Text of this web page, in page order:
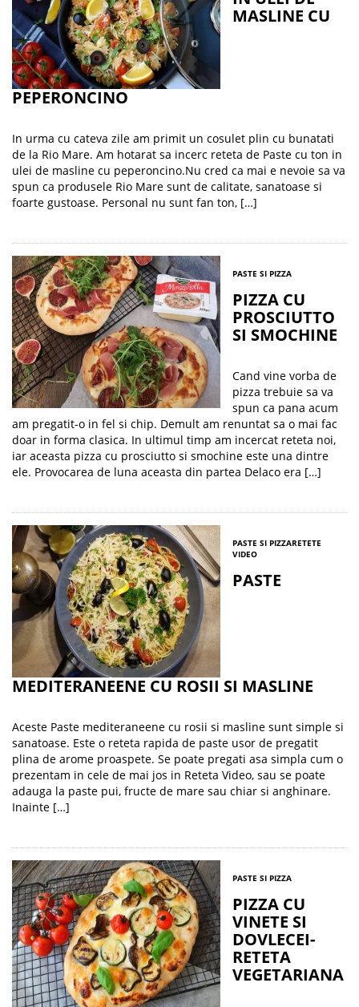
MASLINE CU
PEPERONCINO
In urma cu cateva zile am primit un cosulet plin cu bunatati
de la Rio Mare. Am hotarat sa incerc reteta de Paste cu ton in
ulei de masline cu peperoncino.Nu cred ca mai e nevoie sa va
spun ca produsele Rio Mare sunt de calitate, sanatoase si
foarte gustoase. Personal nu sunt fan ton, […]
PASTE SI PIZZA
PIZZA CU
PROSCIUTTO
SI SMOCHINE
Cand vine vorba de
pizza trebuie sa va
spun ca pana acum
am pregatit-o in fel si chip. Demult am renuntat sa o mai fac
doar in forma clasica. In ultimul timp am incercat reteta noi,
iar aceasta pizza cu prosciutto si smochine este una dintre
ele. Provocarea de luna aceasta din partea Delaco era […]
PASTE SI PIZZARETETE
VIDEO
PASTE
MEDITERANEENE CU ROSII SI MASLINE
Aceste Paste mediteraneene cu rosii si masline sunt simple si
sanatoase. Este o reteta rapida de paste usor de pregatit
plina de arome proaspete. Se poate pregati asa simpla cum o
prezentam in cele de mai jos in Reteta Video, sau se poate
adauga la paste pui, fructe de mare sau chiar si anghinare.
Inainte […]
PASTE SI PIZZA
PIZZA CU
VINETE SI
DOVLECEI-
RETETA
VEGETARIANA